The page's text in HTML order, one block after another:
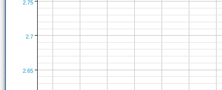
2.7
2.65
2.75